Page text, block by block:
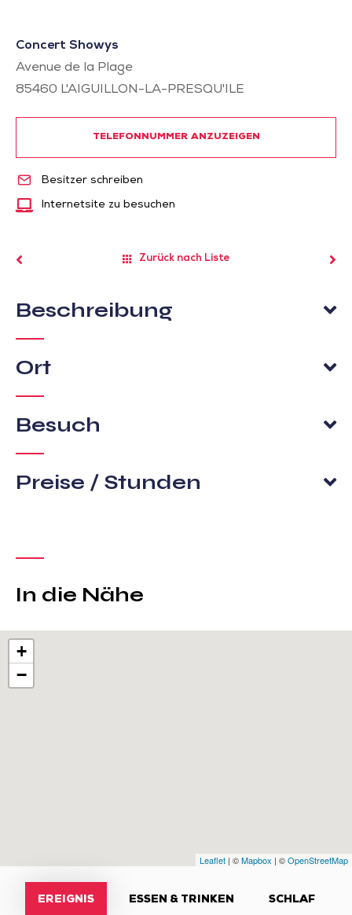
Concert Showys
Avenue de la Plage
85460 L'AIGUILLON-LA-PRESQU'ILE
TELEFONNUMMER ANZUZEIGEN
Besitzer schreiben
Internetsite zu besuchen
Zurück nach Liste
Beschreibung
Ort
Besuch
Preise / Stunden
In die Nähe
+
−
Leaflet | ©Mapbox | ©OpenStreetMap
EREIGNIS ESSEN & TRINKEN SCHLAF